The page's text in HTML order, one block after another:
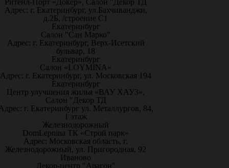
Ритейл-Порт «Докер», Салон "Декор ТД
Адрес: г. Екатеринбург, ул.Бахчиванджи,
д.2Б, /строение С1
Екатеринбург
Салон "Сан Марко"
Адрес: г. Екатеринбург, Верх-Исетский
бульвар, 18
Екатеринбург
Салон «LOYMINA»
Адрес: г. Екатеринбург, ул. Московская 194
Екатеринбург
Центр улучшения жилья «ВАУ ХАУЗ»,
Салон "Декор ТД
г. Екатеринбург ул. Металлургов, 84,
1 этаж
Железнодорожный
DomLepnina ТК «Строй парк»
Адрес: Московская область, г.
Железнодорожный, ул. Пригородная, 92
Иваново
Декор-центр "Арагон"